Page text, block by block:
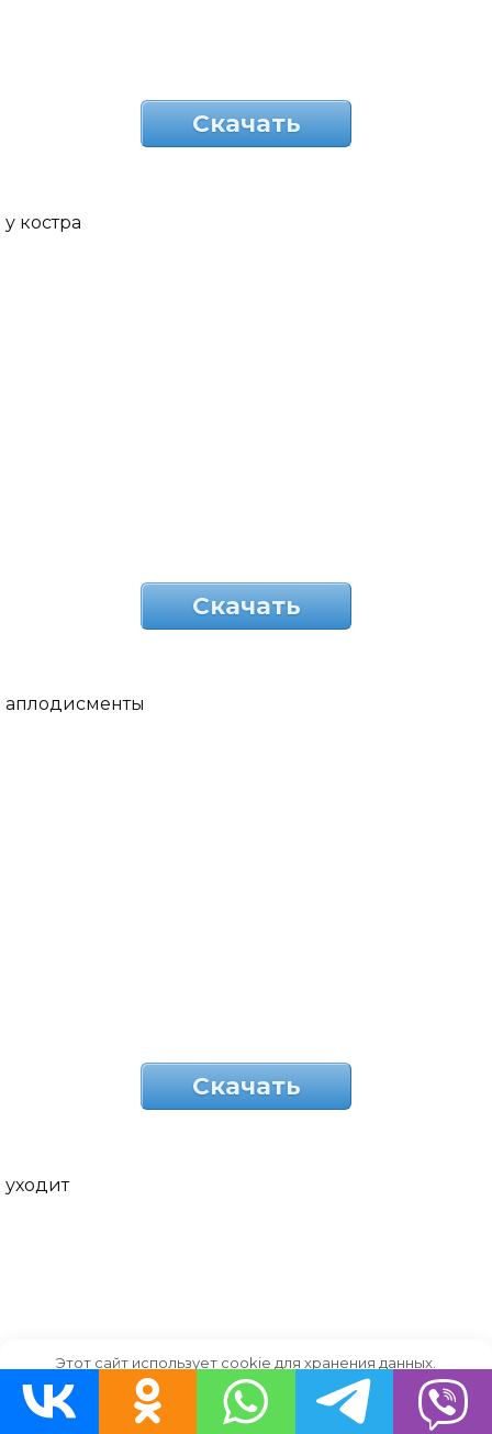
Скачать
у костра
Скачать
аплодисменты
Скачать
уходит
Этот сайт использует cookie для хранения данных.
Продолжая использовать сайт, Вы даете свое согласие на
работу с этими файлами.
OK